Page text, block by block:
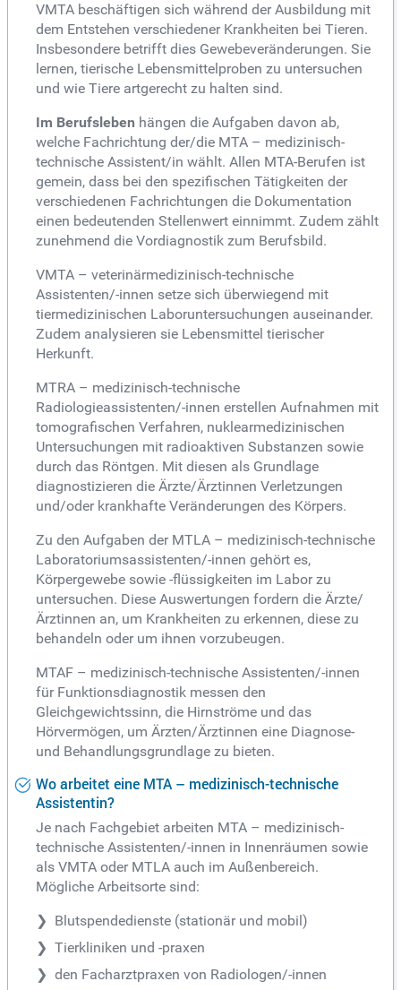
VMTA beschäftigen sich während der Ausbildung mit
dem Entstehen verschiedener Krankheiten bei Tieren.
Insbesondere betrifft dies Gewebeveränderungen. Sie
lernen, tierische Lebensmittelproben zu untersuchen
und wie Tiere artgerecht zu halten sind.
Im Berufsleben hängen die Aufgaben davon ab,
welche Fachrichtung der/die MTA – medizinisch-
technische Assistent/in wählt. Allen MTA-Berufen ist
gemein, dass bei den spezifischen Tätigkeiten der
verschiedenen Fachrichtungen die Dokumentation
einen bedeutenden Stellenwert einnimmt. Zudem zählt
zunehmend die Vordiagnostik zum Berufsbild.
VMTA – veterinärmedizinisch-technische
Assistenten/-innen setze sich überwiegend mit
tiermedizinischen Laboruntersuchungen auseinander.
Zudem analysieren sie Lebensmittel tierischer
Herkunft.
MTRA – medizinisch-technische
Radiologieassistenten/-innen erstellen Aufnahmen mit
tomografischen Verfahren, nuklearmedizinischen
Untersuchungen mit radioaktiven Substanzen sowie
durch das Röntgen. Mit diesen als Grundlage
diagnostizieren die Ärzte/Ärztinnen Verletzungen
und/oder krankhafte Veränderungen des Körpers.
Zu den Aufgaben der MTLA – medizinisch-technische
Laboratoriumsassistenten/-innen gehört es,
Körpergewebe sowie -flüssigkeiten im Labor zu
untersuchen. Diese Auswertungen fordern die Ärzte/
Ärztinnen an, um Krankheiten zu erkennen, diese zu
behandeln oder um ihnen vorzubeugen.
MTAF – medizinisch-technische Assistenten/-innen
für Funktionsdiagnostik messen den
Gleichgewichtssinn, die Hirnströme und das
Hörvermögen, um Ärzten/Ärztinnen eine Diagnose-
und Behandlungsgrundlage zu bieten.
Wo arbeitet eine MTA – medizinisch-technische
Assistentin?
Je nach Fachgebiet arbeiten MTA – medizinisch-
technische Assistenten/-innen in Innenräumen sowie
als VMTA oder MTLA auch im Außenbereich.
Mögliche Arbeitsorte sind:
Blutspendedienste (stationär und mobil)
Tierkliniken und -praxen
den Facharztpraxen von Radiologen/-innen